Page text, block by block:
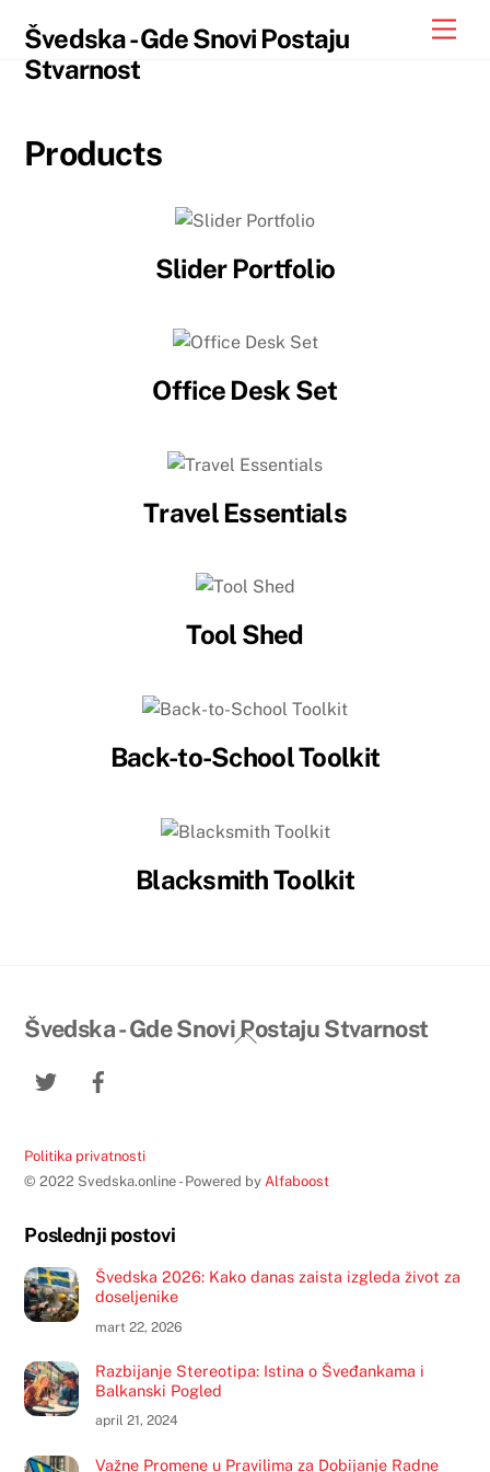
content
content
Švedska - Gde Snovi Postaju
Stvarnost
Products
Slider Portfolio
Office Desk Set
Travel Essentials
Tool Shed
Back-to-School Toolkit
Blacksmith Toolkit
Back
Švedska - Gde Snovi Postaju Stvarnost
Twitter
Politika privatnosti
© 2022 Svedska.online - Powered byAlfaboost
Poslednji postovi
Švedska 2026: Kako danas zaista izgleda život za
doseljenike
mart 22, 2026
Razbijanje Stereotipa: Istina o Šveđankama i
Balkanski Pogled
april 21, 2024
Važne Promene u Pravilima za Dobijanje Radne